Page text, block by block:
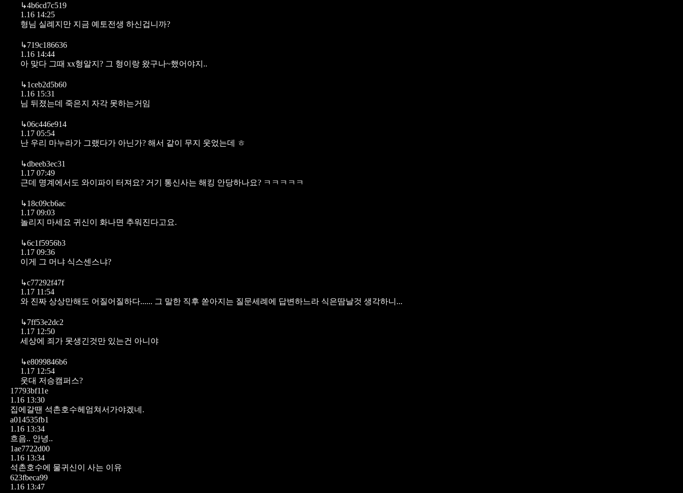
↳4b6cd7c519
1.16 14:25
형님 실례지만 지금 예토전생 하신겁니까?
↳719c186636
1.16 14:44
아 맞다 그때 xx형알지? 그 형이랑 왔구나~했어야지..
↳1ceb2d5b60
1.16 15:31
님 뒤졌는데 죽은지 자각 못하는거임
↳06c446e914
1.17 05:54
난 우리 마누라가 그랬다가 아닌가? 해서 같이 무지 웃었는데 ㅎ
↳dbeeb3ec31
1.17 07:49
근데 명계에서도 와이파이 터져요? 거기 통신사는 해킹 안당하나요? ㅋㅋㅋㅋㅋ
↳18c09cb6ac
1.17 09:03
놀리지 마세요 귀신이 화나면 추워진다고요.
↳6c1f5956b3
1.17 09:36
이게 그 머냐 식스센스냐?
↳c77292f47f
1.17 11:54
와 진짜 상상만해도 어질어질하다...... 그 말한 직후 쏟아지는 질문세례에 답변하느라 식은땀날것 생각하니...
↳7ff53e2dc2
1.17 12:50
세상에 죄가 못생긴것만 있는건 아니야
↳e8099846b6
1.17 12:54
웃대 저승캠퍼스?
17793bf11e
1.16 13:30
집에갈땐 석촌호수헤엄쳐서가야겠네.
a014535fb1
1.16 13:34
흐음.. 안녕..
1ae7722d00
1.16 13:34
석촌호수에 물귀신이 사는 이유
623fbeca99
1.16 13:47